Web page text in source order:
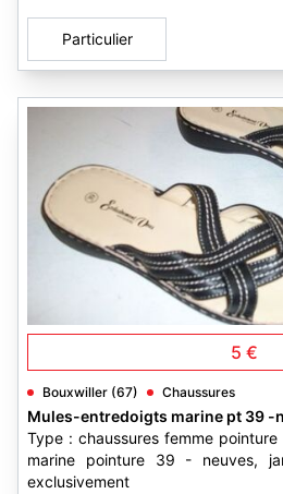
Particulier
5 €
Bouxwiller (67) Chaussures
Mules-entredoigts marine pt 39 -
Type : chaussures femme
marine pointure 39 - neuves,
exclusivement